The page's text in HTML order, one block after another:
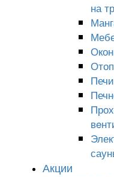
на
Акции